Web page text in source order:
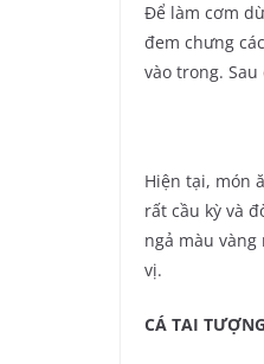
Để làm cơm
đem chưng
vào trong.
Hiện tại, món
rất cầu kỳ và
ngả màu
vị.
CÁ TAI